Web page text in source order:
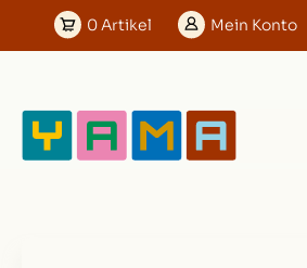
0Artikel Mein Konto